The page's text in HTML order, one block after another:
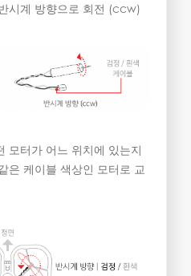
시계 방향으로 회전 (ccw)
모터가 어느 위치에 있는지
은 케이블 색상인 모터로 교